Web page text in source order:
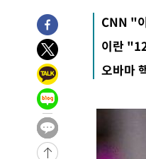
-31102초 전 >
[속보]'채상병
-30968초 전 >
[속보]종합특
-27568초 전 >
민주 콩고 에
-26818초 전 >
[속보]'300억
-26012초 전 >
-24525초 전 >
[속보]경찰·
-24406초 전 >
[속보]합수본
압수수색
-24161초 전 >
[속보]원·달
CNN "
이란
오바마